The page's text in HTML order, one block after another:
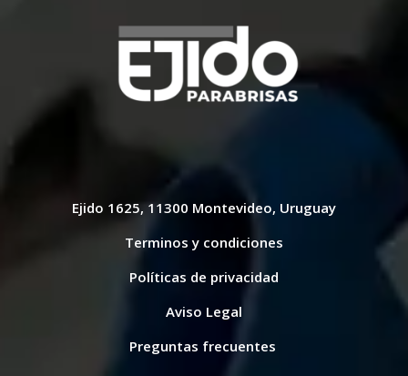
Ejido 1625, 11300 Montevideo, Uruguay
Terminos y condiciones
Políticas de privacidad
Aviso Legal
Preguntas frecuentes